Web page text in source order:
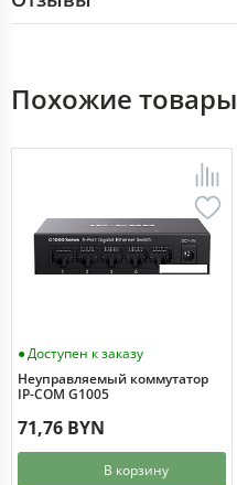
Похожие товары
Доступен к заказу
Неуправляемый коммутатор
IP-COM G1005
71,76 BYN
В корзину